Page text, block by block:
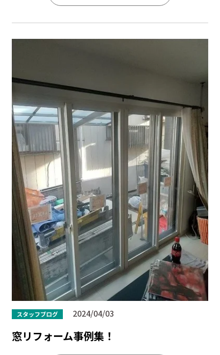
スタッフブログ 2024/04/03
窓リフォーム事例集！